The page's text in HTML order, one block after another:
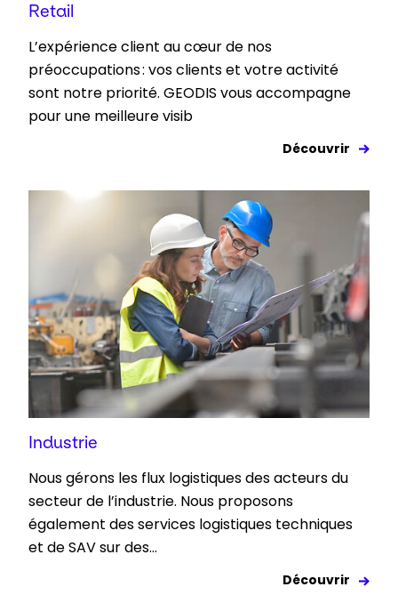
Retail
L’expérience client au cœur de nos
préoccupations : vos clients et votre activité
sont notre priorité. GEODIS vous accompagne
pour une meilleure visib
Découvrir
Industrie
Nous gérons les flux logistiques des acteurs du
secteur de l’industrie. Nous proposons
également des services logistiques techniques
et de SAV sur des...
Découvrir